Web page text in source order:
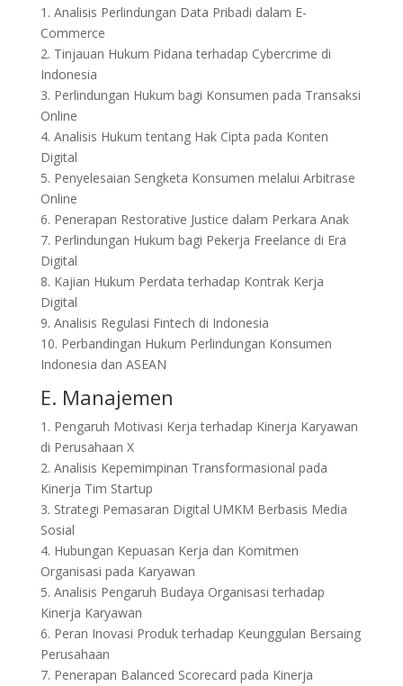
1. Analisis Perlindungan Data Pribadi dalam E-
Commerce
2. Tinjauan Hukum Pidana terhadap Cybercrime di
Indonesia
3. Perlindungan Hukum bagi Konsumen pada Transaksi
Online
4. Analisis Hukum tentang Hak Cipta pada Konten
Digital
5. Penyelesaian Sengketa Konsumen melalui Arbitrase
Online
6. Penerapan Restorative Justice dalam Perkara Anak
7. Perlindungan Hukum bagi Pekerja Freelance di Era
Digital
8. Kajian Hukum Perdata terhadap Kontrak Kerja
Digital
9. Analisis Regulasi Fintech di Indonesia
10. Perbandingan Hukum Perlindungan Konsumen
Indonesia dan ASEAN
E. Manajemen
1. Pengaruh Motivasi Kerja terhadap Kinerja Karyawan
di Perusahaan X
2. Analisis Kepemimpinan Transformasional pada
Kinerja Tim Startup
3. Strategi Pemasaran Digital UMKM Berbasis Media
Sosial
4. Hubungan Kepuasan Kerja dan Komitmen
Organisasi pada Karyawan
5. Analisis Pengaruh Budaya Organisasi terhadap
Kinerja Karyawan
6. Peran Inovasi Produk terhadap Keunggulan Bersaing
Perusahaan
7. Penerapan Balanced Scorecard pada Kinerja